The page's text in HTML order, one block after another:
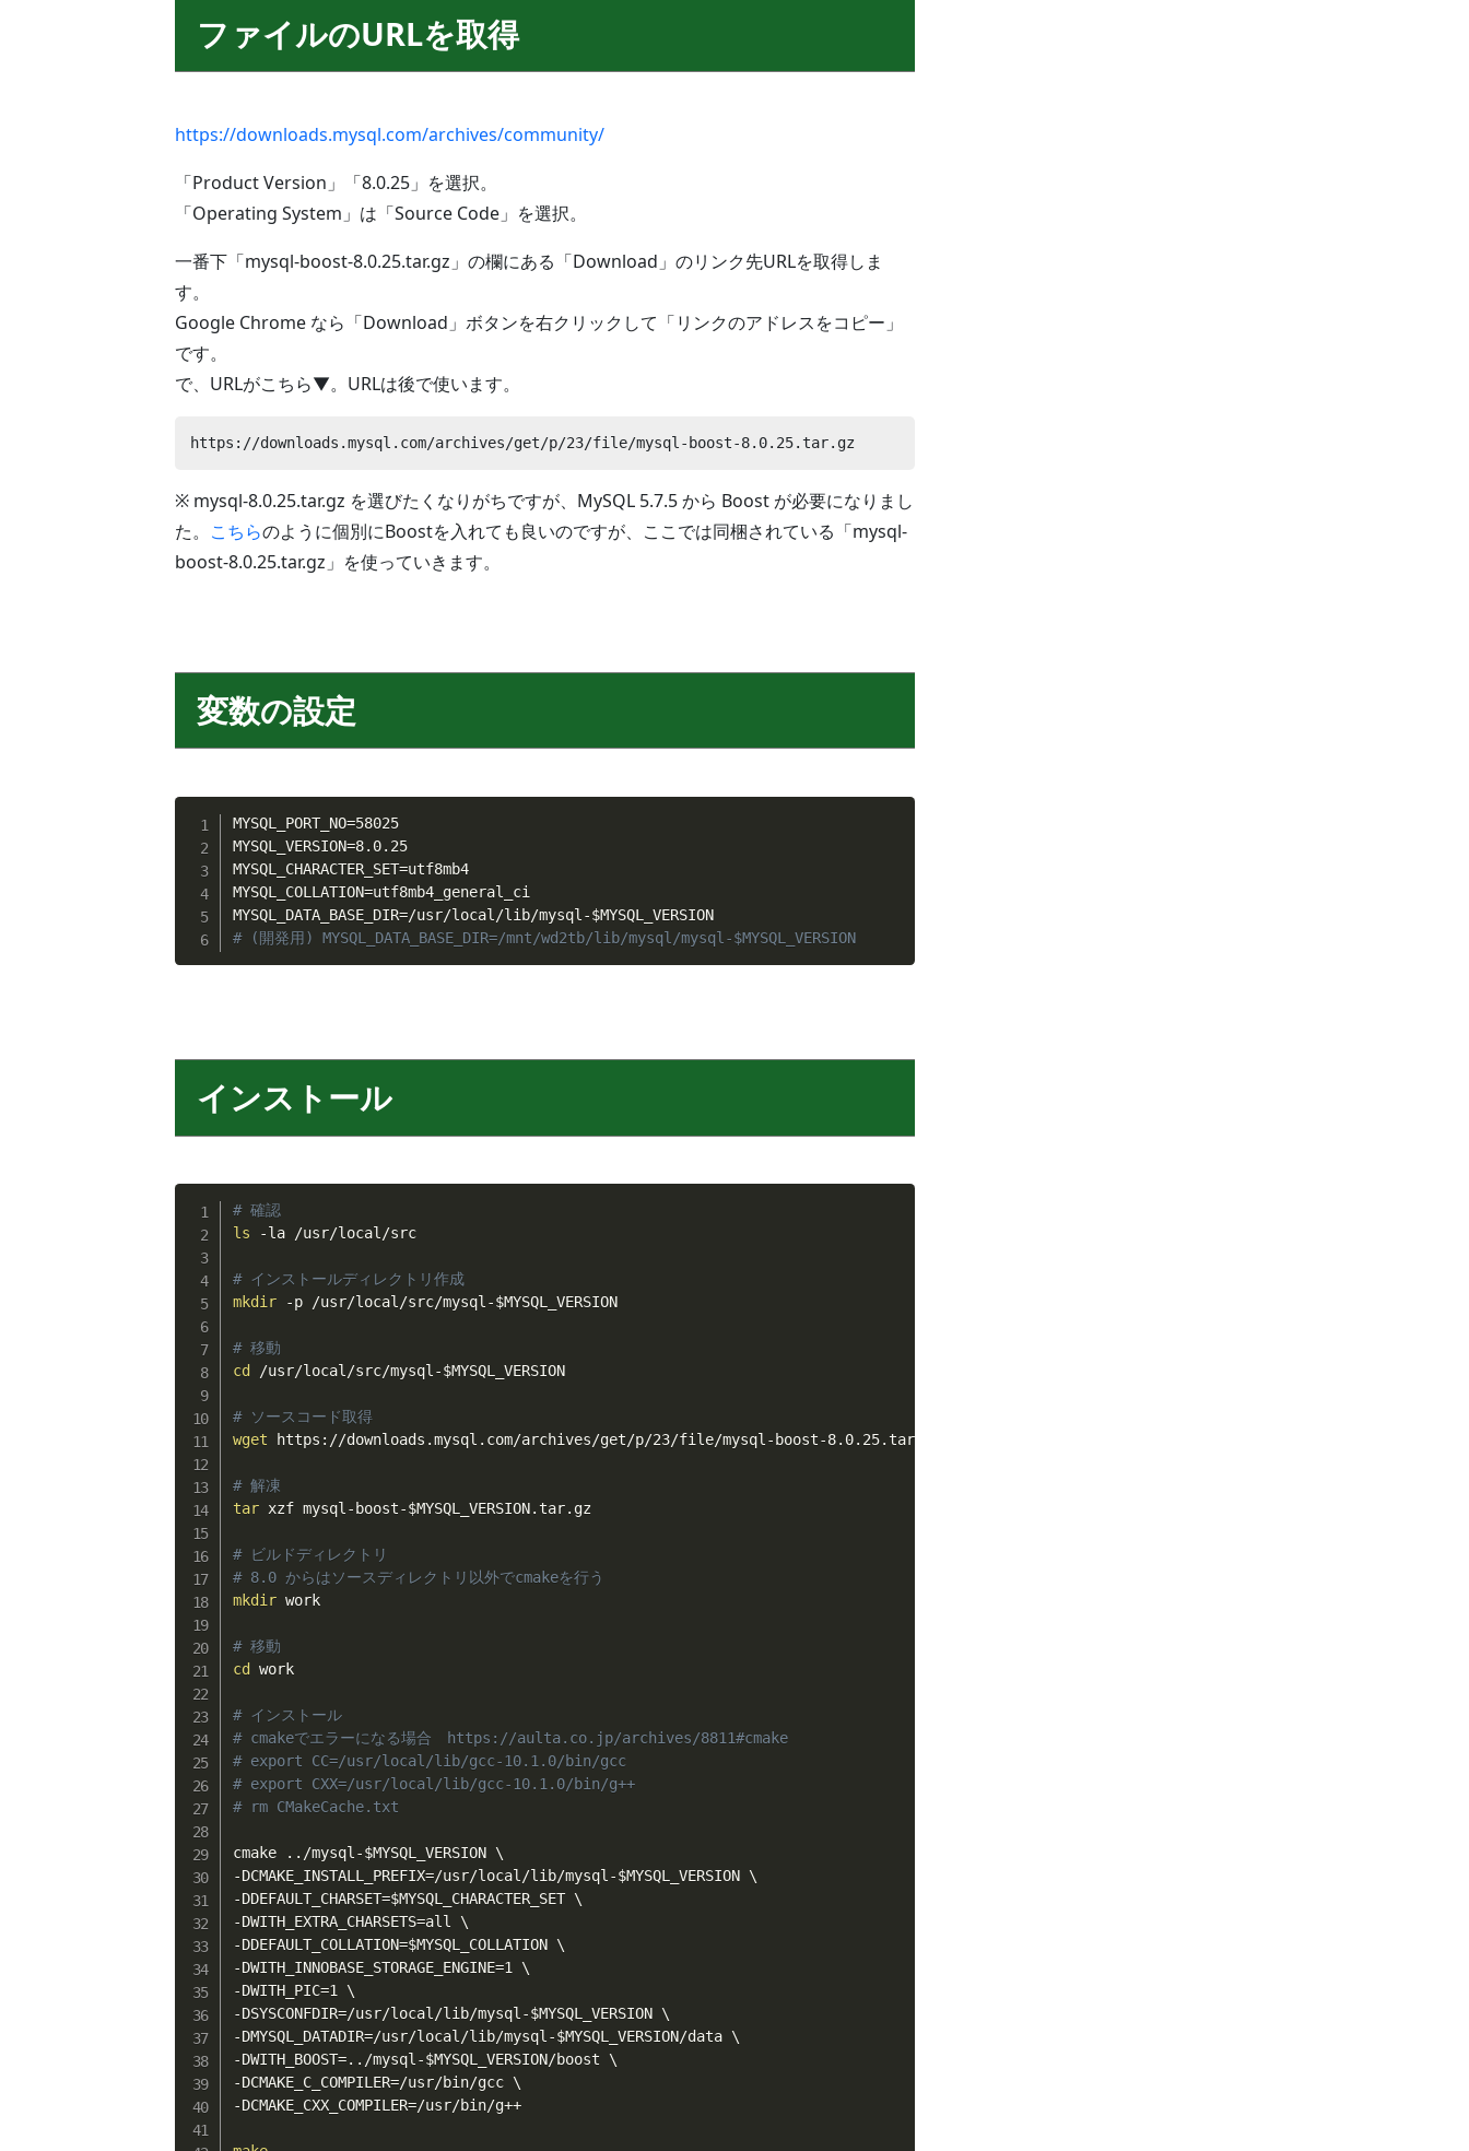
ファイルのURLを取得
https://downloads.mysql.com/archives/community/
「Product Version」「8.0.25」を選択。
「Operating System」は「Source Code」を選択。
一番下「mysql-boost-8.0.25.tar.gz」の欄にある「Download」のリンク先URLを取得しま
す。
Google Chrome なら「Download」ボタンを右クリックして「リンクのアドレスをコピー」
です。
で、URLがこちら▼。URLは後で使います。
https://downloads.mysql.com/archives/get/p/23/file/mysql-boost-8.0.25.tar.gz
※ mysql-8.0.25.tar.gz を選びたくなりがちですが、MySQL 5.7.5 から Boost が必要になりまし
た。 こちらのように個別にBoostを入れても良いのですが、ここでは同梱されている「mysql-
boost-8.0.25.tar.gz」を使っていきます。
変数の設定
MYSQL_PORT_NO=58025
MYSQL_VERSION=8.0.25
MYSQL_CHARACTER_SET=utf8mb4
MYSQL_COLLATION=utf8mb4_general_ci
MYSQL_DATA_BASE_DIR=/usr/local/lib/mysql-$MYSQL_VERSION
# (開発用) MYSQL_DATA_BASE_DIR=/mnt/wd2tb/lib/mysql/mysql-$MYSQL_VERSION
インストール
# 確認
ls -la /usr/local/src
# インストールディレクトリ作成
mkdir -p /usr/local/src/mysql-$MYSQL_VERSION
# 移動
cd
/usr/local/src/mysql-$MYSQL_VERSION
# ソースコード取得
wget https://downloads.mysql.com/archives/get/p/23/file/mysql-boost-8.0.25.tar.gz
# 解凍
tar xzf mysql-boost-$MYSQL_VERSION.tar.gz
# ビルドディレクトリ
# 8.0 からはソースディレクトリ以外でcmakeを行う
mkdir work
# 移動
cd
work
# インストール
# cmakeでエラーになる場合　https://aulta.co.jp/archives/8811#cmake
# export CC=/usr/local/lib/gcc-10.1.0/bin/gcc
# export CXX=/usr/local/lib/gcc-10.1.0/bin/g++
# rm CMakeCache.txt
cmake .. /mysql-$MYSQL_VERSION \
-DCMAKE_INSTALL_PREFIX=/usr/local/lib/mysql-$MYSQL_VERSION \
-DDEFAULT_CHARSET=$MYSQL_CHARACTER_SET \
-DWITH_EXTRA_CHARSETS=all \
-DDEFAULT_COLLATION=$MYSQL_COLLATION \
-DWITH_INNOBASE_STORAGE_ENGINE=1 \
-DWITH_PIC=1 \
-DSYSCONFDIR=/usr/local/lib/mysql-$MYSQL_VERSION \
-DMYSQL_DATADIR=/usr/local/lib/mysql-$MYSQL_VERSION/data \
-DWITH_BOOST=.. /mysql-$MYSQL_VERSION/boost \
-DCMAKE_C_COMPILER=/usr/bin/gcc \
-DCMAKE_CXX_COMPILER=/usr/bin/g++